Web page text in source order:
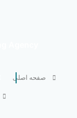
صفحه اصلی